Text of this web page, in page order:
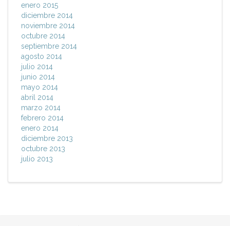
enero 2015
diciembre 2014
noviembre 2014
octubre 2014
septiembre 2014
agosto 2014
julio 2014
junio 2014
mayo 2014
abril 2014
marzo 2014
febrero 2014
enero 2014
diciembre 2013
octubre 2013
julio 2013